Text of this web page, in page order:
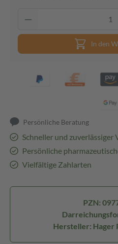
In den
Persönliche Beratung
Schneller und zuverlässiger
Persönliche
Vielfältige Zahlarten
PZN:
Hersteller: Hager